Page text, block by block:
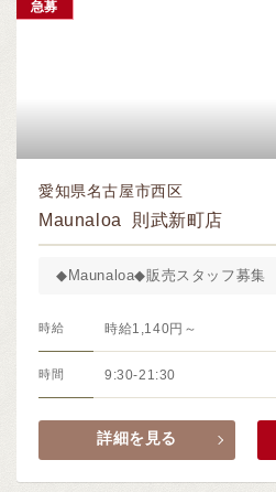
愛知県名古屋市西区
Maunaloa 則武新町店
◆Maunaloa◆販売スタッフ募集
時給 時給1,140円～
時間 9:30-21:30
急募
詳細を見る